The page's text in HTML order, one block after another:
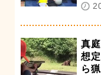
真
想
ら